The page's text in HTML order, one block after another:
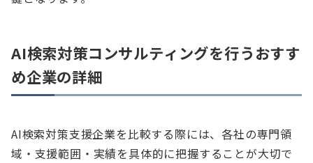
AI検索対策コンサルティングを行うおすす
め企業の詳細
AI検索対策支援企業を比較する際には、各社の専門領
域・支援範囲・実績を具体的に把握することが大切で